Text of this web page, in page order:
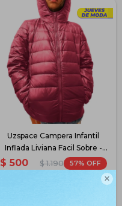

Uzspace Campera Infantil
Inflada Liviana Facil Sobre -
Rosa
$ 500 $ 1.190 57